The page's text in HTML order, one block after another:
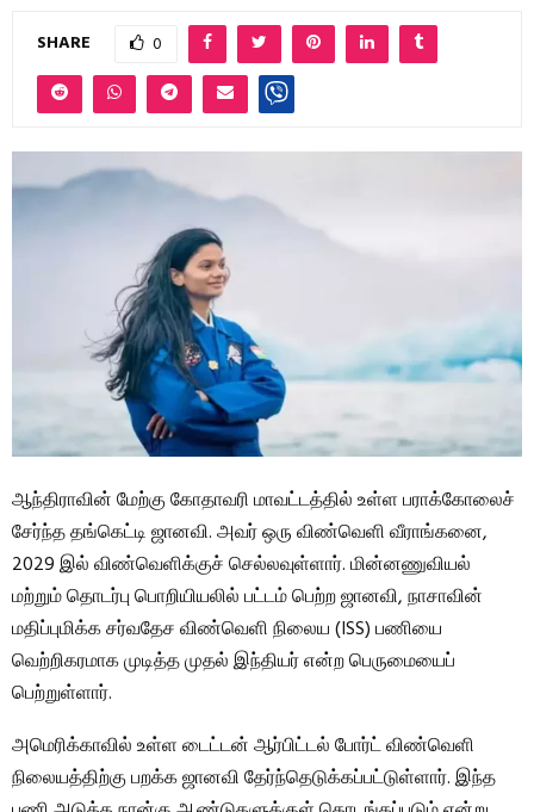
SHARE 0
ஆந்திராவின் மேற்கு கோதாவரி மாவட்டத்தில் உள்ள பராக்கோலைச்
சேர்ந்த தங்கெட்டி ஜானவி. அவர் ஒரு விண்வெளி வீராங்கனை,
2029 இல் விண்வெளிக்குச் செல்லவுள்ளார். மின்னணுவியல்
மற்றும் தொடர்பு பொறியியலில் பட்டம் பெற்ற ஜானவி, நாசாவின்
மதிப்புமிக்க சர்வதேச விண்வெளி நிலைய (ISS) பணியை
வெற்றிகரமாக முடித்த முதல் இந்தியர் என்ற பெருமையைப்
பெற்றுள்ளார்.
அமெரிக்காவில் உள்ள டைட்டன் ஆர்பிட்டல் போர்ட் விண்வெளி
நிலையத்திற்கு பறக்க ஜானவி தேர்ந்தெடுக்கப்பட்டுள்ளார். இந்த